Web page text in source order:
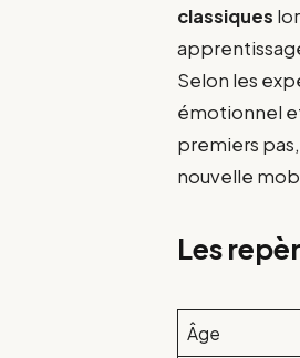
classiques
Selon les
émotionnel
premiers
nouvelle
Les
Âge